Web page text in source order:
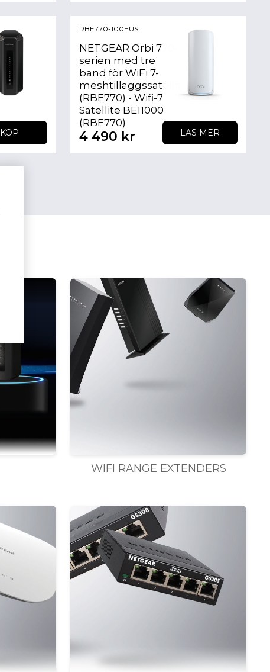
KÖP
RBE770-100EUS
NETGEAR Orbi 770-
serien med tre
band för WiFi 7-
meshtilläggssatellit
(RBE770) - Wifi-7
Satellite BE11000
(RBE770)
4 490 kr LÄS MER
WIFI RANGE EXTENDERS